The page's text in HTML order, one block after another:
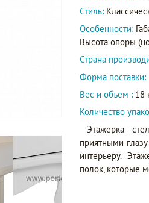
Стиль:
Особенности:
Высота опоры
Страна
Форма поставки:
Вес и объем : 18
Количество
Этажерка
приятными
интерьеру.
полок, которые